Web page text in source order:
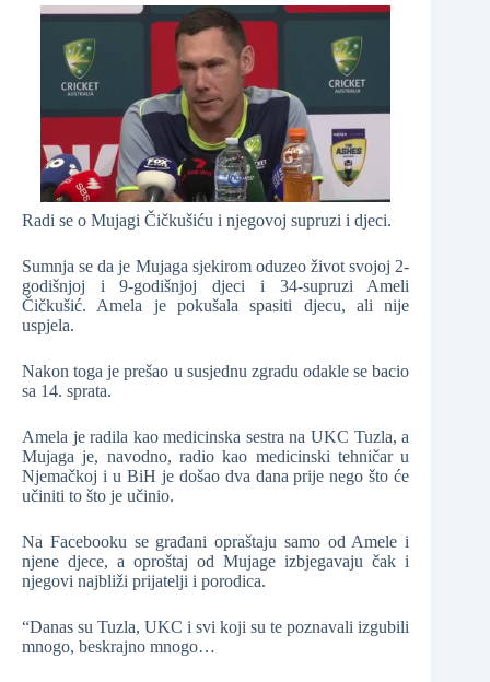
Radi se o Mujagi Čičkušiću i njegovoj supruzi i djeci.
Sumnja se da je Mujaga sjekirom oduzeo život svojoj 2-
godišnjoj i 9-godišnjoj djeci i 34-supruzi Ameli
Čičkušić. Amela je pokušala spasiti djecu, ali nije
uspjela.
Nakon toga je prešao u susjednu zgradu odakle se bacio
sa 14. sprata.
Amela je radila kao medicinska sestra na UKC Tuzla, a
Mujaga je, navodno, radio kao medicinski tehničar u
Njemačkoj i u BiH je došao dva dana prije nego što će
učiniti to što je učinio.
Na Facebooku se građani opraštaju samo od Amele i
njene djece, a oproštaj od Mujage izbjegavaju čak i
njegovi najbliži prijatelji i porodica.
“Danas su Tuzla, UKC i svi koji su te poznavali izgubili
mnogo, beskrajno mnogo…